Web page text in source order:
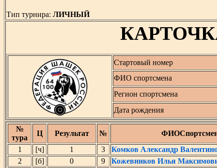
Тип турнира: ЛИЧНЫЙ
Стартовый номер
ФИО спортсмена
Регион спортсмена
Дата рождения
№
тура
Ц Результат №
1
[ч] 1 3
Комков Александр
2
[б] 0 9
Кожевников Илья